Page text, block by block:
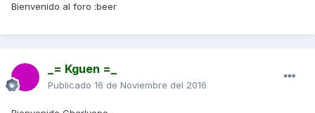
Bienvenido al foro :beer
_= Kguen =_
Publicado 16 de Noviembre del 2016